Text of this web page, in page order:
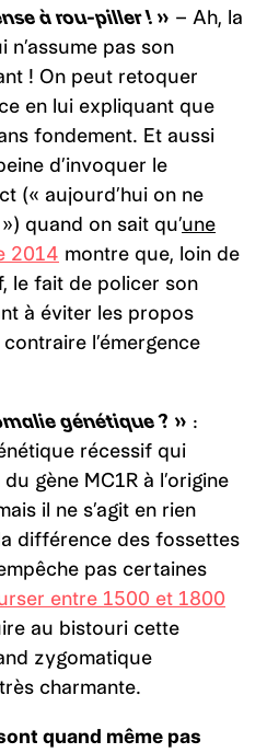
à rou-piller ! » – Ah, la
n’assume pas son
! On peut retoquer
en lui expliquant que
fondement. Et aussi
d’invoquer le
(« aujourd’hui on ne
quand on sait qu’une
2014 montre que, loin de
le fait de policer son
à éviter les propos
l’émergence
génétique ? » :
récessif qui
gène MC1R à l’origine
il ne s’agit en rien
différence des fossettes
pas certaines
entre 1500 et 1800
au bistouri cette
zygomatique
charmante.
quand même pas